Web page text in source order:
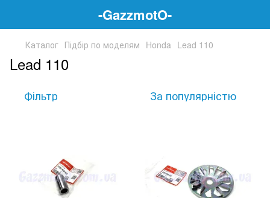
-GazzmotO-
Каталог Підбір по моделям Honda Lead 110
Lead 110
Фільтр За популярністю